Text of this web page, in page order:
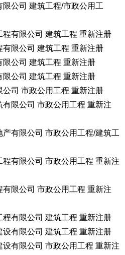
公司 建筑工程/市政公用工
有限公司 建筑工程 重新注册
限公司 建筑工程 重新注册
公司 建筑工程 重新注册
公司 建筑工程 重新注册
司 市政公用工程 重新注册
限公司 市政公用工程 重新注
有限公司 市政公用工程/建筑工
有限公司 市政公用工程 重新注
限公司 市政公用工程 重新注
有限公司 建筑工程 重新注册
有限公司 建筑工程 重新注册
有限公司 市政公用工程 重新注